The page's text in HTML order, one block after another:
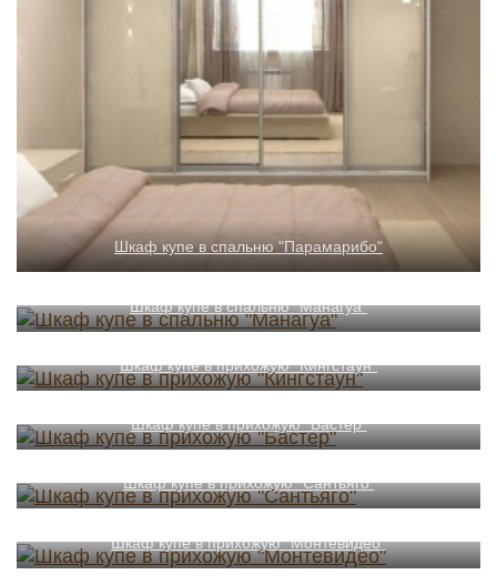
Шкаф купе в спальню "Парамарибо"
Шкаф купе в спальню "Манагуа"
Шкаф купе в прихожую "Кингстаун"
Шкаф купе в прихожую "Бастер"
Шкаф купе в прихожую "Сантьяго"
Шкаф купе в прихожую "Монтевидео"